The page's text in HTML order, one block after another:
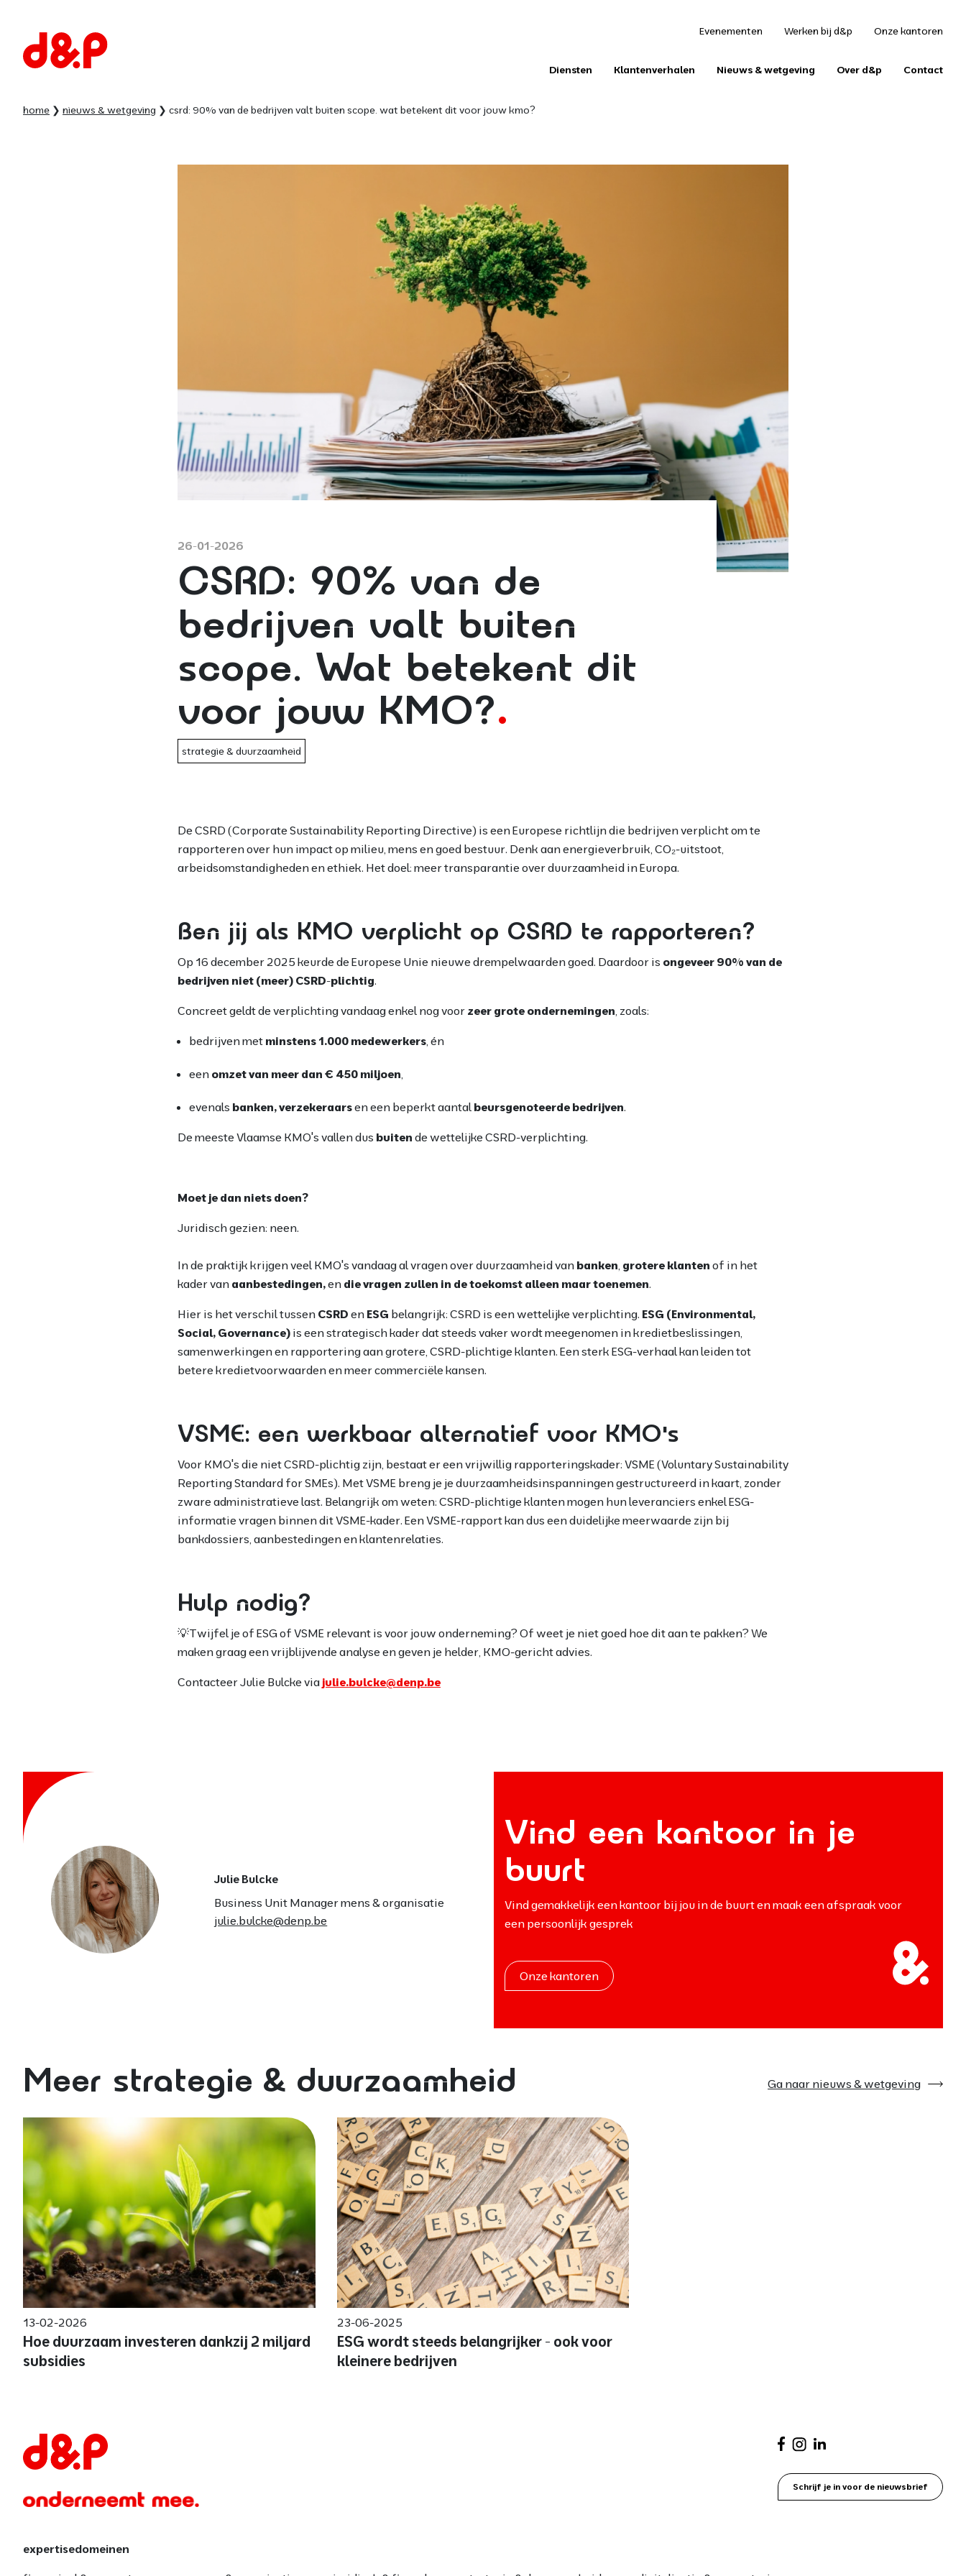
Evenementen Werken bij d&p Onze kantoren
Diensten Klantenverhalen Nieuws & wetgeving Over d&p Contact
home nieuws & wetgeving csrd: 90% van de bedrijven valt buiten scope. wat betekent dit voor jouw kmo?
26-01-2026
CSRD: 90% van de
bedrijven valt buiten
scope. Wat betekent dit
voor jouw KMO?
strategie & duurzaamheid
De CSRD (Corporate Sustainability Reporting Directive) is een Europese richtlijn die bedrijven verplicht om te
rapporteren over hun impact op milieu, mens en goed bestuur. Denk aan energieverbruik, CO₂-uitstoot,
arbeidsomstandigheden en ethiek. Het doel: meer transparantie over duurzaamheid in Europa.
Ben jij als KMO verplicht op CSRD te rapporteren?
Op 16 december 2025 keurde de Europese Unie nieuwe drempelwaarden goed. Daardoor is ongeveer 90% van de
bedrijven niet (meer) CSRD-plichtig.
Concreet geldt de verplichting vandaag enkel nog voor zeer grote ondernemingen , zoals:
bedrijven met minstens 1.000 medewerkers, én
een omzet van meer dan € 450 miljoen
evenals banken, verzekeraarsen een beperkt aantal beursgenoteerde bedrijven.
De meeste Vlaamse KMO's vallen dus buiten de wettelijke CSRD-verplichting.
Moet je dan niets doen?
Juridisch gezien: neen.
In de praktijk krijgen veel KMO's vandaag al vragen over duurzaamheid van banken grotere klanten of in het
kader van aanbestedingen,en die vragen zullen in de toekomst alleen maar toenemen.
Hier is het verschil tussen CSRD en ESG belangrijk: CSRD is een wettelijke verplichting. ESG (Environmental,
Social, Governance)is een strategisch kader dat steeds vaker wordt meegenomen in kredietbeslissingen,
samenwerkingen en rapportering aan grotere, CSRD-plichtige klanten. Een sterk ESG-verhaal kan leiden tot
betere kredietvoorwaarden en meer commerciële kansen.
VSME: een werkbaar alternatief voor KMO’s
Voor KMO's die niet CSRD-plichtig zijn, bestaat er een vrijwillig rapporteringskader: VSME (Voluntary Sustainability
Reporting Standard for SMEs). Met VSME breng je je duurzaamheidsinspanningen gestructureerd in kaart, zonder
zware administratieve last. Belangrijk om weten: CSRD-plichtige klanten mogen hun leveranciers enkel ESG-
informatie vragen binnen dit VSME-kader. Een VSME-rapport kan dus een duidelijke meerwaarde zijn bij
bankdossiers, aanbestedingen en klantenrelaties.
Hulp nodig?
💡Twijfel je of ESG of VSME relevant is voor jouw onderneming? Of weet je niet goed hoe dit aan te pakken? We
maken graag een vrijblijvende analyse en geven je helder, KMO-gericht advies.
Contacteer Julie Bulcke via julie.bulcke@denp.be
Julie Bulcke
Business Unit Manager mens & organisatie
julie.bulcke@denp.be
Vind een kantoor in je
buurt
Vind gemakkelijk een kantoor bij jou in de buurt en maak een afspraak voor
een persoonlijk gesprek
Onze kantoren
Meer strategie & duurzaamheid Ga naar nieuws & wetgeving
13-02-2026
Hoe duurzaam investeren dankzij 2 miljard
subsidies
23-06-2025
ESG wordt steeds belangrijker - ook voor
kleinere bedrijven
Schrijf je in voor de nieuwsbrief
expertisedomeinen